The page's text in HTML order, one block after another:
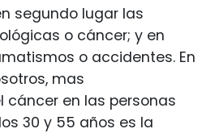
segundo lugar las
o cáncer; y en
o accidentes. En
mas
cáncer en las personas
30 y 55 años es la